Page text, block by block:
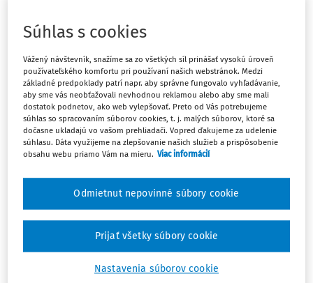
Ups, zatiaľ ste si prečítali len
začiatok...
Celý odborný obsah z tejto oblasti je
dostupný predplatiteľom portálu.
obsahu a získajte prístup na 10 dní
zdarma, stačí sa len zaregistrovať.
Vďaka registrácii získate prístup aj k
vybranému obsahu:
Súhlas s cookies
Vážený návštevník, snažíme sa zo všetkých síl prinášať vysokú úroveň
používateľského komfortu pri používaní našich webstránok. Medzi
základné predpoklady patrí napr. aby správne fungovalo vyhľadávanie,
aby sme vás neobťažovali nevhodnou reklamou alebo aby sme mali
dostatok podnetov, ako web vylepšovať. Preto od Vás potrebujeme
súhlas so spracovaním súborov cookies, t. j. malých súborov, ktoré sa
dočasne ukladajú vo vašom prehliadači. Vopred ďakujeme za udelenie
súhlasu. Dáta využijeme na zlepšovanie našich služieb a prispôsobenie
obsahu webu priamo Vám na mieru. Viac informácií
Nastavenia súborov cookie
Odmietnut nepovinné súbory cookie
Prijať všetky súbory cookie